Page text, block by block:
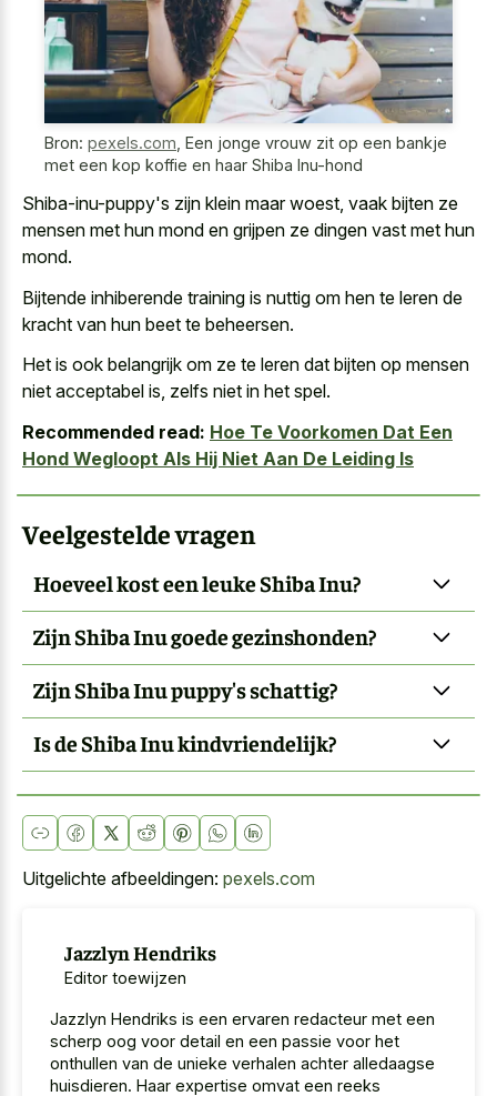
Bron: pexels.com Een jonge vrouw zit op een bankje
met een kop koffie en haar Shiba Inu-hond
Shiba-inu-puppy's zijn klein maar woest, vaak bijten ze
mensen met hun mond en grijpen ze dingen vast met hun
mond.
Bijtende inhiberende training is nuttig om hen te leren de
kracht van hun beet te beheersen.
Het is ook belangrijk om ze te leren dat bijten op mensen
niet acceptabel is, zelfs niet in het spel.
Recommended read: Hoe Te Voorkomen Dat Een
Hond Wegloopt Als Hij Niet Aan De Leiding Is
Veelgestelde vragen
Hoeveel kost een leuke Shiba Inu?
Zijn Shiba Inu goede gezinshonden?
Zijn Shiba Inu puppy's schattig?
Is de Shiba Inu kindvriendelijk?
Uitgelichte afbeeldingen: pexels.com
Jazzlyn Hendriks
Editor toewijzen
Jazzlyn Hendriks is een ervaren redacteur met een
scherp oog voor detail en een passie voor het
onthullen van de unieke verhalen achter alledaagse
huisdieren. Haar expertise omvat een reeks